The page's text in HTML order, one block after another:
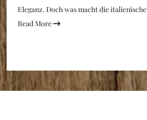
Eleganz. Doch was macht die italienische
Read More